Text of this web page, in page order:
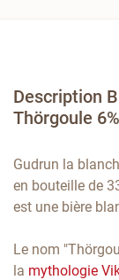
Description
Thörgoule
Gudrun la
en bouteille de
est une bière
Le nom
la mythologie